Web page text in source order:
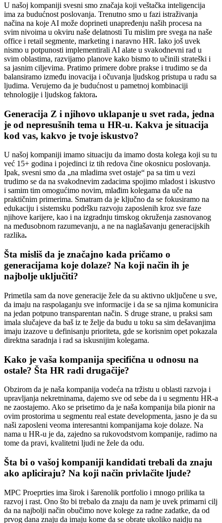
U našoj kompaniji svesni smo značaja koji veštačka inteligencija
ima za budućnost poslovanja. Trenutno smo u fazi istraživanja
načina na koje AI može doprineti unapređenju naših procesa na
svim nivoima u okviru naše delatnosti Tu mislim pre svega na naše
office i retail segmente, marketing i naravno HR. Iako još uvek
nismo u potpunosti implementirali AI alate u svakodnevni rad u
svim oblastima, razvijamo planove kako bismo to učinili strateški i
sa jasnim ciljevima. Pratimo primere dobre prakse i trudimo se da
balansiramo između inovacija i očuvanja ljudskog pristupa u radu sa
ljudima. Verujemo da je budućnost u pametnoj kombinaciji
tehnologije i ljudskog faktora.
Generacija Z i njihovo uklapanje u svet rada, jedna
je od nepresušnih tema u HR-u. Kakva je situacija
kod vas, kakvo je tvoje iskustvo?
U našoj kompaniji imamo situaciju da imamo dosta kolega koji su tu
već 15+ godina i pojedinci iz tih redova čine okosnicu poslovanja.
Ipak, svesni smo da „na mladima svet ostaje“ pa sa tim u vezi
trudimo se da na svakodnevim zadacima spojimo mladost i iskustvo
i samim tim omogućimo novim, mlađim kolegama da uče na
praktičnim primerima. Smatram da je ključno da se fokusiramo na
edukaciju i sistemsku podršku razvoju zaposlenih kroz sve faze
njihove karijere, kao i na izgradnju timskog okruženja zasnovanog
na međusobnom razumevanju, a ne na naglašavanju generacijskih
razlika.
Šta misliš da je značajno kada pričamo o
generacijama koje dolaze? Na koji način ih je
najbolje uključiti?
Primetila sam da nove generacije žele da su aktivno uključene u sve,
da imaju na raspolaganju sve informacije i da se sa njima komunicira
na jedan potpuno transparentan način. S druge strane, u praksi sam
imala slučajeve da baš iz te želje da budu u toku sa sim dešavanjima
imaju izazove u definisanju prioriteta, gde se korisnim opet pokazala
direktna saradnja i rad sa iskusnijim kolegama.
Kako je vaša kompanija specifična u odnosu na
ostale? Šta HR radi drugačije?
Obzirom da je naša kompanija vodeća na tržistu u oblasti razvoja i
upravljanja nekretninama, dajemo sve od sebe da i u segmentu HR-a
ne zaostajemo. Ako se prisetimo da je naša kompanija bila pionir na
ovim prostorima u segmentu real estate developmenta, jasno je da su
naši zaposleni veoma interesantni kompanijama koje dolaze. Na
nama u HR-u je da, zajedno sa rukovodstvom kompanije, radimo na
tome da pravi, kvalitetni ljudi ne žele da odu.
Šta bi o vašoj kompaniji kandidati trebali da znaju
ako apliciraju? Na koji način privlačite ljude?
MPC Proeprties ima širok i šarenolik portfolio i mnogo prilika ta
razvoj i rast. Ono što bi trebalo da znaju da nam je uvek primarni cilj
da na najbolji način obučimo nove kolege za radne zadatke, da od
prvog dana znaju da imaju kome da se obrate ukoliko naidju na